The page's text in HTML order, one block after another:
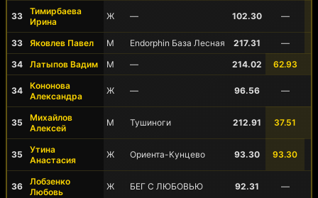
33
Тимирбаева
Ирина
Ж — 102.30 —
33 Яковлев Павел М Endorphin База Лесная 217.31 —
34
Латыпов Вадим М — 214.02 62.93
34
Кононова
Александра
Ж — 96.56 —
35
Михайлов
Алексей
М Тушиноги 212.91 37.51
35
Утина
Анастасия
Ж Ориента-Кунцево 93.30 93.30
36
Лобзенко
Любовь
Ж БЕГ С ЛЮБОВЬЮ 92.31 —